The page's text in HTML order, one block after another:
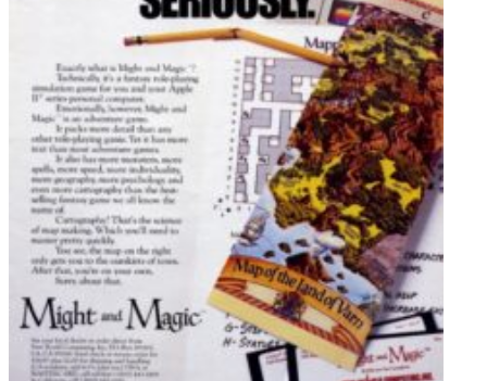
01:15:32 VGA-Grafik
01:17:44 Charakterportraits, die sich verändern
01:19:55 Grafische Opulenz am Beispiel der Stadt
01:22:43 Sprachausgabe im Intro
01:24:01 Der Abspann von Might and Magic 3
01:24:58 No Title